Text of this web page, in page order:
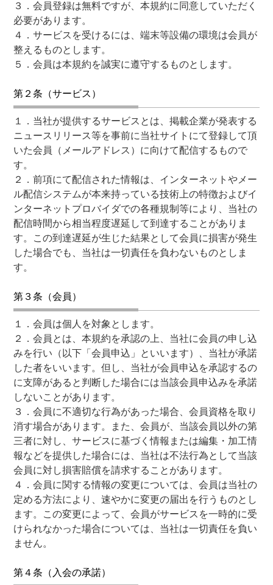
３．会員登録は無料ですが、本規約に同意していただく
必要があります。
４．サービスを受けるには、端末等設備の環境は会員が
整えるものとします。
５．会員は本規約を誠実に遵守するものとします。
第２条（サービス）
１．当社が提供するサービスとは、掲載企業が発表する
ニュースリリース等を事前に当社サイトにて登録して頂
いた会員（メールアドレス）に向けて配信するもので
す。
２．前項にて配信された情報は、インターネットやメー
ル配信システムが本来持っている技術上の特徴およびイ
ンターネットプロバイダでの各種規制等により、当社の
配信時間から相当程度遅延して到達することがありま
す。この到達遅延が生じた結果として会員に損害が発生
した場合でも、当社は一切責任を負わないものとしま
す。
第３条（会員）
１．会員は個人を対象とします。
２．会員とは、本規約を承認の上、当社に会員の申し込
みを行い（以下「会員申込」といいます）、当社が承諾
した者をいいます。但し、当社が会員申込を承認するの
に支障があると判断した場合には当該会員申込みを承諾
しないことがあります。
３．会員に不適切な行為があった場合、会員資格を取り
消す場合があります。また、会員が、当該会員以外の第
三者に対し、サービスに基づく情報または編集・加工情
報などを提供した場合には、当社は不法行為として当該
会員に対し損害賠償を請求することがあります。
４．会員に関する情報の変更については、会員は当社の
定める方法により、速やかに変更の届出を行うものとし
ます。この変更によって、会員がサービスを一時的に受
けられなかった場合については、当社は一切責任を負い
ません。
第４条（入会の承諾）